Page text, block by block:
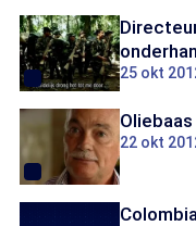
25 okt
22 okt